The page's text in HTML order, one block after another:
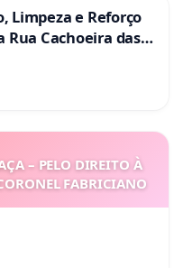
Limpeza e Reforço
Rua Cachoeira das
– PELO DIREITO À
FABRICIANO